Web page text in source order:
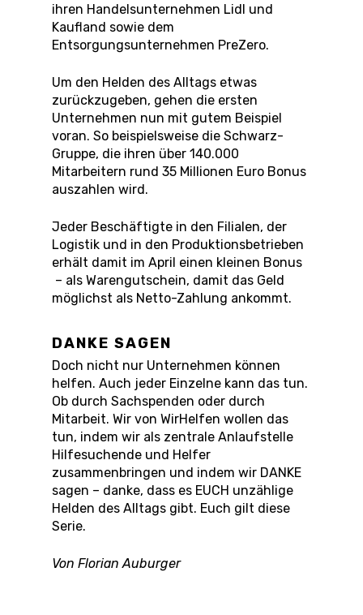
ihren Handelsunternehmen Lidl und
Kaufland sowie dem
Entsorgungsunternehmen PreZero.
Um den Helden des Alltags etwas
zurückzugeben, gehen die ersten
Unternehmen nun mit gutem Beispiel
voran. So beispielsweise die Schwarz-
Gruppe, die ihren über 140.000
Mitarbeitern rund 35 Millionen Euro Bonus
auszahlen wird.
Jeder Beschäftigte in den Filialen, der
Logistik und in den Produktionsbetrieben
erhält damit im April einen kleinen Bonus
– als Warengutschein, damit das Geld
möglichst als Netto-Zahlung ankommt.
DANKE SAGEN
Doch nicht nur Unternehmen können
helfen. Auch jeder Einzelne kann das tun.
Ob durch Sachspenden oder durch
Mitarbeit. Wir von WirHelfen wollen das
tun, indem wir als zentrale Anlaufstelle
Hilfesuchende und Helfer
zusammenbringen und indem wir DANKE
sagen – danke, dass es EUCH unzählige
Helden des Alltags gibt. Euch gilt diese
Serie.
Von Florian Auburger